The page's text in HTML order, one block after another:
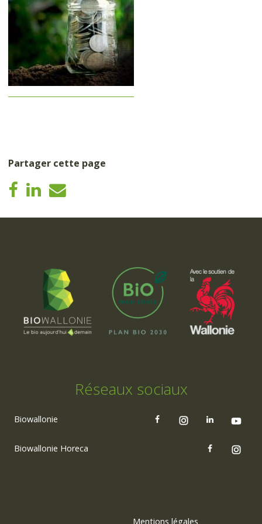
Partager cette page
Réseaux sociaux
Biowallonie
Biowallonie Horeca
Mentions légales